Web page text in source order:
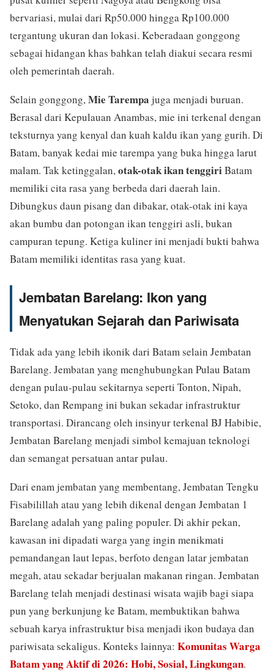
bervariasi, mulai dari Rp50.000 hingga Rp100.000
tergantung ukuran dan lokasi. Keberadaan gonggong
sebagai hidangan khas bahkan telah diakui secara resmi
oleh pemerintah daerah.
Selain gonggong,Mie Tarempa juga menjadi buruan.
Berasal dari Kepulauan Anambas, mie ini terkenal dengan
teksturnya yang kenyal dan kuah kaldu ikan yang gurih. Di
Batam, banyak kedai mie tarempa yang buka hingga larut
malam. Tak ketinggalan,otak-otak ikan tenggiriBatam
memiliki cita rasa yang berbeda dari daerah lain.
Dibungkus daun pisang dan dibakar, otak-otak ini kaya
akan bumbu dan potongan ikan tenggiri asli, bukan
campuran tepung. Ketiga kuliner ini menjadi bukti bahwa
Batam memiliki identitas rasa yang kuat.
Jembatan Barelang: Ikon yang
Menyatukan Sejarah dan Pariwisata
Tidak ada yang lebih ikonik dari Batam selain Jembatan
Barelang. Jembatan yang menghubungkan Pulau Batam
dengan pulau-pulau sekitarnya seperti Tonton, Nipah,
Setoko, dan Rempang ini bukan sekadar infrastruktur
transportasi. Dirancang oleh insinyur terkenal BJ Habibie,
Jembatan Barelang menjadi simbol kemajuan teknologi
dan semangat persatuan antar pulau.
Dari enam jembatan yang membentang, Jembatan Tengku
Fisabilillah atau yang lebih dikenal dengan Jembatan 1
Barelang adalah yang paling populer. Di akhir pekan,
kawasan ini dipadati warga yang ingin menikmati
pemandangan laut lepas, berfoto dengan latar jembatan
megah, atau sekadar berjualan makanan ringan. Jembatan
Barelang telah menjadi destinasi wisata wajib bagi siapa
pun yang berkunjung ke Batam, membuktikan bahwa
sebuah karya infrastruktur bisa menjadi ikon budaya dan
pariwisata sekaligus. Konteks lainnya: Komunitas Warga
Batam yang Aktif di 2026: Hobi, Sosial, Lingkungan.